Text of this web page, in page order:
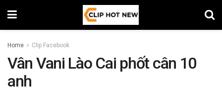
Home Clip Facebook
Vân Vani Lào Cai phốt cân 10
anh